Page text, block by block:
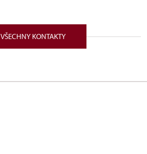
VŠECHNY KONTAKTY